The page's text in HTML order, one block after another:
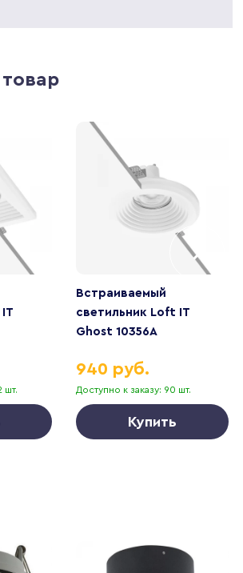
шт.
Встраиваемый
светильник Loft IT
Ghost 10356A
Доступно к заказу: 90 шт.
940 руб.
Купить